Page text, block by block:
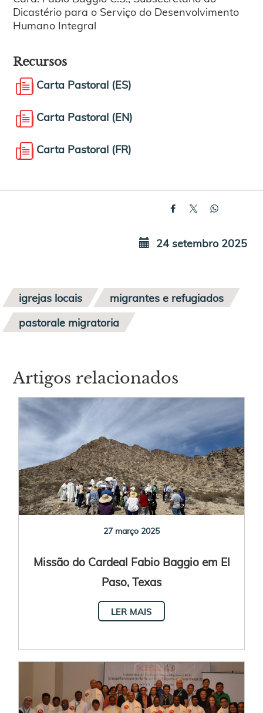
Dicastério para o Serviço do Desenvolvimento
Humano Integral
Recursos
Carta Pastoral (ES)
Carta Pastoral (EN)
Carta Pastoral (FR)
24 setembro 2025
igrejas locais
migrantes e refugiados
pastorale migratoria
Artigos relacionados
27 março 2025
Missão do Cardeal Fabio Baggio em El
Paso, Texas
LER MAIS